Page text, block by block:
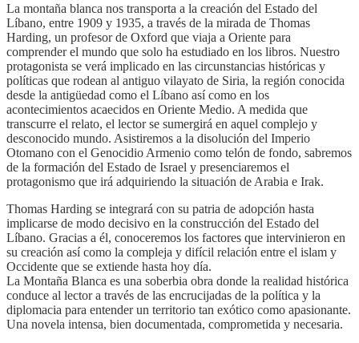
La montaña blanca nos transporta a la creación del Estado del
Líbano, entre 1909 y 1935, a través de la mirada de Thomas
Harding, un profesor de Oxford que viaja a Oriente para
comprender el mundo que solo ha estudiado en los libros. Nuestro
protagonista se verá implicado en las circunstancias históricas y
políticas que rodean al antiguo vilayato de Siria, la región conocida
desde la antigüedad como el Líbano así como en los
acontecimientos acaecidos en Oriente Medio. A medida que
transcurre el relato, el lector se sumergirá en aquel complejo y
desconocido mundo. Asistiremos a la disolución del Imperio
Otomano con el Genocidio Armenio como telón de fondo, sabremos
de la formación del Estado de Israel y presenciaremos el
protagonismo que irá adquiriendo la situación de Arabia e Irak.
Thomas Harding se integrará con su patria de adopción hasta
implicarse de modo decisivo en la construcción del Estado del
Líbano. Gracias a él, conoceremos los factores que intervinieron en
su creación así como la compleja y difícil relación entre el islam y
Occidente que se extiende hasta hoy día.
La Montaña Blanca es una soberbia obra donde la realidad histórica
conduce al lector a través de las encrucijadas de la política y la
diplomacia para entender un territorio tan exótico como apasionante.
Una novela intensa, bien documentada, comprometida y necesaria.